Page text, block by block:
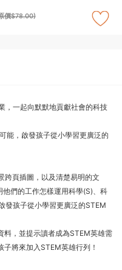
價$78.00)
，一起向默默地貢獻社會的科技
能，啟發孩子從小學習更廣泛的
跨頁插圖，以及清楚易明的文
們的工作怎樣運用科學(S)、科
發孩子從小學習更廣泛的STEM
料，並提示讀者成為STEM英雄需
將來加入STEM英雄行列！